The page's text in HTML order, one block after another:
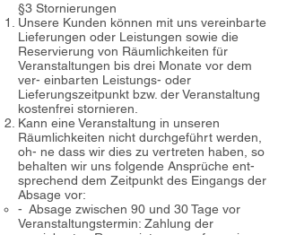
§3 Stornierungen
Unsere Kunden können mit uns vereinbarte
Lieferungen oder Leistungen sowie die
Reservierung von Räumlichkeiten für
Veranstaltungen bis drei Monate vor dem
ver- einbarten Leistungs- oder
Lieferungszeitpunkt bzw. der Veranstaltung
kostenfrei stornieren.
Kann eine Veranstaltung in unseren
Räumlichkeiten nicht durchgeführt werden,
oh- ne dass wir dies zu vertreten haben, so
behalten wir uns folgende Ansprüche ent-
sprechend dem Zeitpunkt des Eingangs der
Absage vor:
- Absage zwischen 90 und 30 Tage vor
Veranstaltungstermin: Zahlung der